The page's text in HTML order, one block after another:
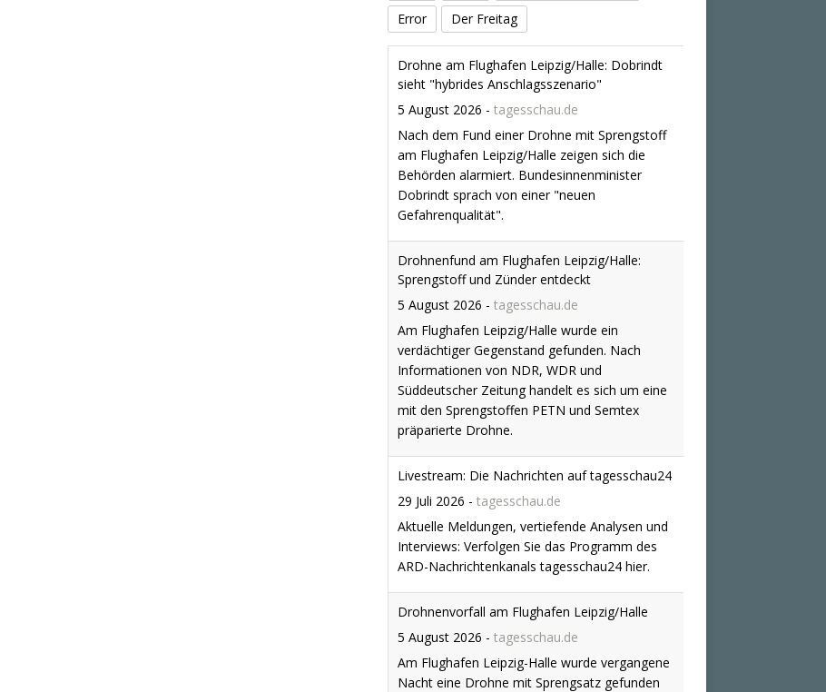
Error
Der Freitag
Drohnenfund am Flughafen Leipzig/Halle:
Sprengstoff und Zünder entdeckt
5 August 2026 - tagesschau.de
Am Flughafen Leipzig/Halle wurde ein
verdächtiger Gegenstand gefunden. Nach
Informationen von NDR, WDR und
Süddeutscher Zeitung handelt es sich um eine
mit den Sprengstoffen PETN und Semtex
Livestream: Die Nachrichten auf tagesschau24
29 Juli 2026-tagesschau.de
Aktuelle Meldungen, vertiefende Analysen und
Interviews: Verfolgen Sie das Programm des
ARD-Nachrichtenkanals tagesschau24 hier.
Drohnenvorfall am Flughafen Leipzig/Halle
5 August 2026
Am Flughafen Leipzig-Halle wurde vergangene
Nacht eine Drohne mit Sprengsatz gefunden
und entschärft. Außerdem soll ein
Frachtflugzeug mit einem unbekannten Objekt
zusammengestoßen sein.
Axel John, SWR, zu den Auswirkungen des
Niedrigwassers im Rhein
5 August 2026 - tagesschau.de
Axel John, SWR, zu den Auswirkungen des
Niedrigwassers im Rhein